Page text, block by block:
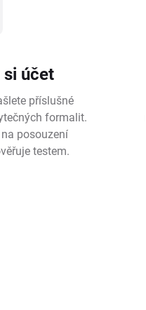
si účet
příslušné
formalit.
posouzení
testem.